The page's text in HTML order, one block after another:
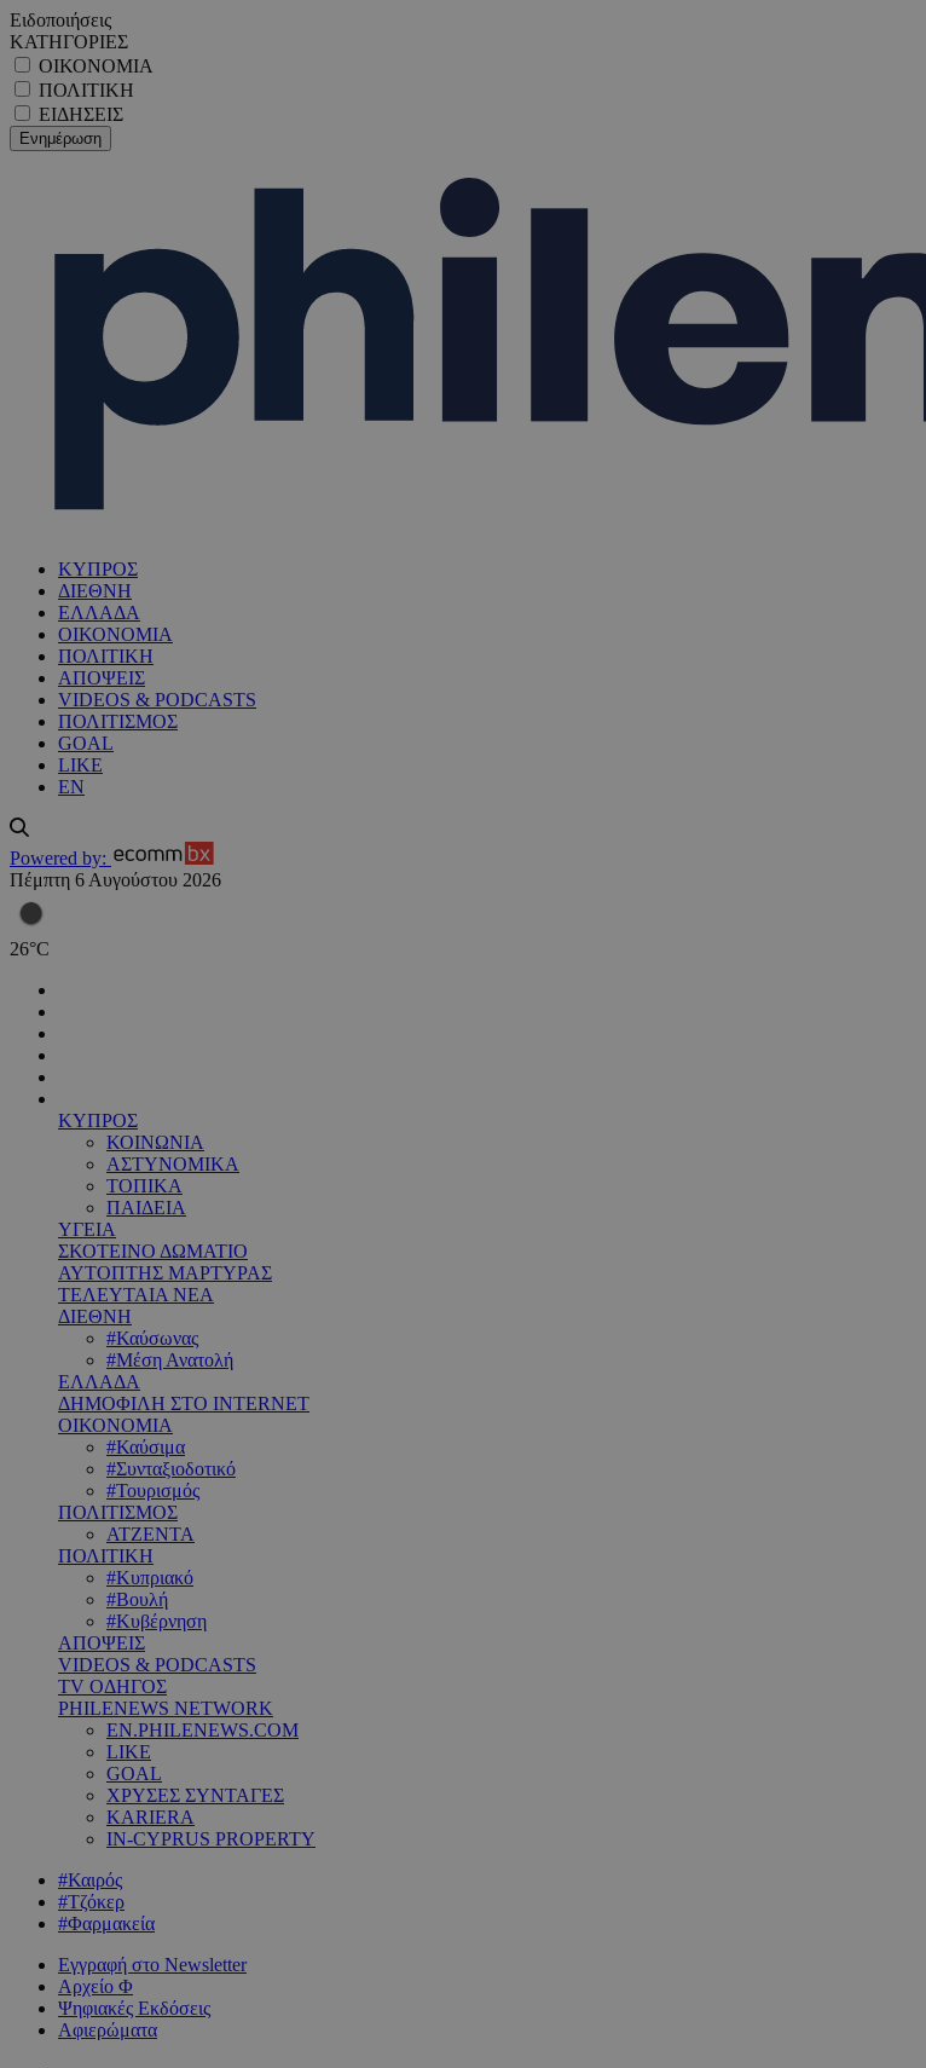
Ειδοποιήσεις
ΚΑΤΗΓΟΡΙΕΣ
ΟΙΚΟΝΟΜΙΑ
ΠΟΛΙΤΙΚΗ
ΕΙΔΗΣΕΙΣ
ΚΥΠΡΟΣ
ΔΙΕΘΝΗ
ΕΛΛΑΔΑ
ΟΙΚΟΝΟΜΙΑ
ΠΟΛΙΤΙΚΗ
ΑΠΟΨΕΙΣ
VIDEOS & PODCASTS
ΠΟΛΙΤΙΣΜΟΣ
GOAL
LIKE
EN
Powered by:
Πέμπτη 6 Αυγούστου 2026
26°C
ΚΥΠΡΟΣ
ΚΟΙΝΩΝΙΑ
ΑΣΤΥΝΟΜΙΚΑ
ΤΟΠΙΚΑ
ΠΑΙΔΕΙΑ
ΥΓΕΙΑ
ΣΚΟΤΕΙΝΟ ΔΩΜΑΤΙΟ
ΑΥΤΟΠΤΗΣ ΜΑΡΤΥΡΑΣ
ΤΕΛΕΥΤΑΙΑ ΝΕΑ
ΔΙΕΘΝΗ
#Καύσωνας
#Μέση Ανατολή
ΕΛΛΑΔΑ
ΔΗΜΟΦΙΛΗ ΣΤΟ INTERNET
ΟΙΚΟΝΟΜΙΑ
#Καύσιμα
#Συνταξιοδοτικό
#Τουρισμός
ΠΟΛΙΤΙΣΜΟΣ
ΑΤΖΕΝΤΑ
ΠΟΛΙΤΙΚΗ
#Κυπριακό
#Βουλή
#Κυβέρνηση
ΑΠΟΨΕΙΣ
VIDEOS & PODCASTS
TV ΟΔΗΓΟΣ
PHILENEWS NETWORK
EN.PHILENEWS.COM
LIKE
GOAL
ΧΡΥΣΕΣ ΣΥΝΤΑΓΕΣ
KARIERA
IN-CYPRUS PROPERTY
#Καιρός
#Τζόκερ
#Φαρμακεία
Εγγραφή στο Newsletter
Αρχείο Φ
Ψηφιακές Εκδόσεις
Αφιερώματα